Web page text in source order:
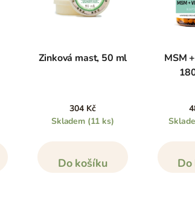
Zinková mast, 50 ml
304 Kč
Skladem (11 ks)
Do košíku
MSM
Do